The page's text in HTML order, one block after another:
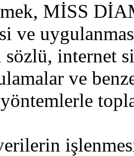
MİSS
ve
internet
ve